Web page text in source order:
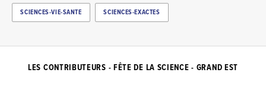
SCIENCES-VIE-SANTE SCIENCES-EXACTES
LES CONTRIBUTEURS - FÊTE DE LA SCIENCE - GRAND EST